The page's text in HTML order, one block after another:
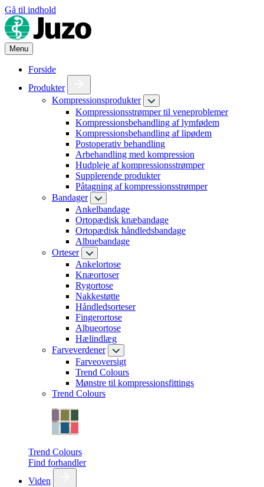
Gå til indhold
Menu
Forside
Produkter
Kompressionsprodukter
Kompressionsstrømper til veneproblemer
Kompressionsbehandling af lymfødem
Kompressionsbehandling af lipødem
Postoperativ behandling
Arbehandling med kompression
Hudpleje af kompressionsstrømper
Supplerende produkter
Påtagning af kompressionsstrømper
Bandager
Ankelbandage
Ortopædisk knæbandage
Ortopædisk håndledsbandage
Albuebandage
Orteser
Ankelortose
Knæortoser
Rygortose
Nakkestøtte
Håndledsorteser
Fingerortose
Albueortose
Hælindlæg
Farveverdener
Farveoversigt
Trend Colours
Mønstre til kompressionsfittings
Trend Colours
Trend Colours
Find forhandler
Viden